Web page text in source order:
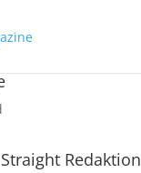
Redaktion